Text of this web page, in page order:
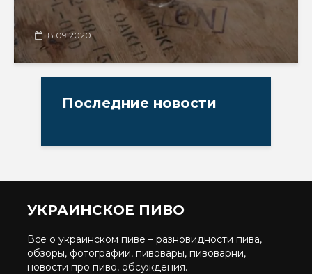
18.09.2020
Последние новости
УКРАИНСКОЕ ПИВО
Все о украинском пиве – разновидности пива,
обзоры, фотографии, пивовары, пивоварни,
новости про пиво, обсуждения.